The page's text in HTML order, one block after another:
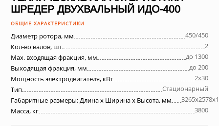
ШРЕДЕР ДВУХВАЛЬНЫЙ ИДО-400
ОБЩИЕ ХАРАКТЕРИСТИКИ
Диаметр ротора, мм
450/450
Кол-во валов, шт.
2
Max. входящая фракция, мм
до 1300
Выходящая фракция, мм
до 200
Мощность электродвигателя, кВт
2х30
Тип
Стационарный
Габаритные размеры: Длина х Ширина х Высота, мм
Масса, кг
3800